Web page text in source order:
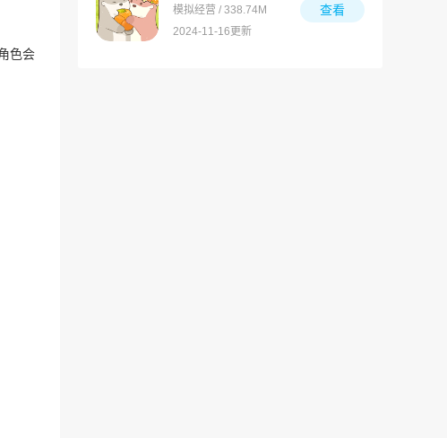
色会
模拟经营 / 338.74M
2024-11-16更新
查看